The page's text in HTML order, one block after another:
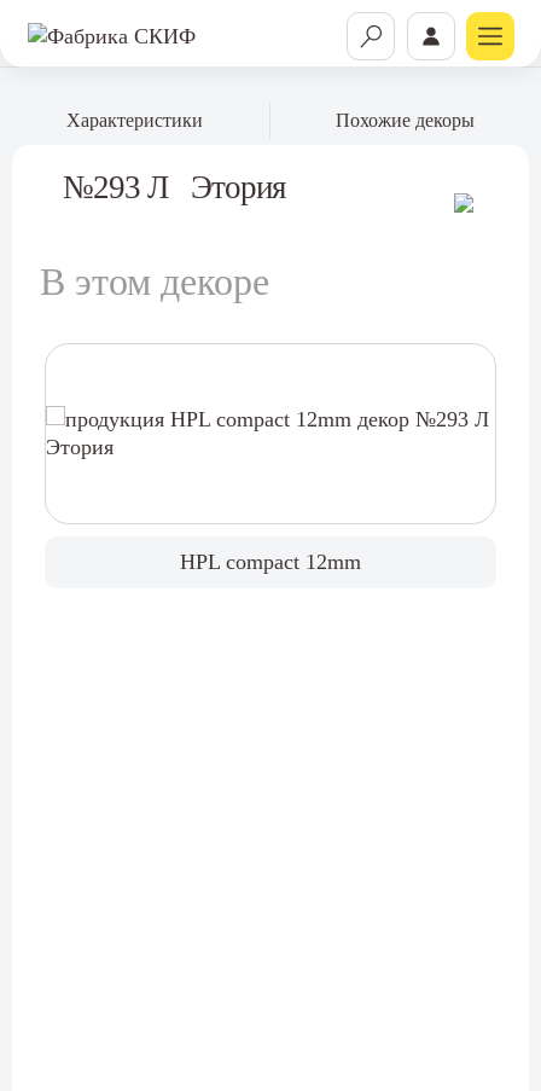
Характеристики Похожие декоры
№293 Л Этория
В этом декоре
HPL compact 12mm